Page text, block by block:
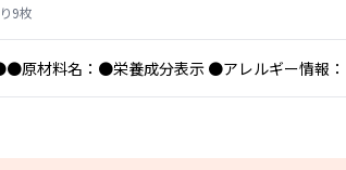
9枚
原材料名：●栄養成分表示 ●アレルギー情報：